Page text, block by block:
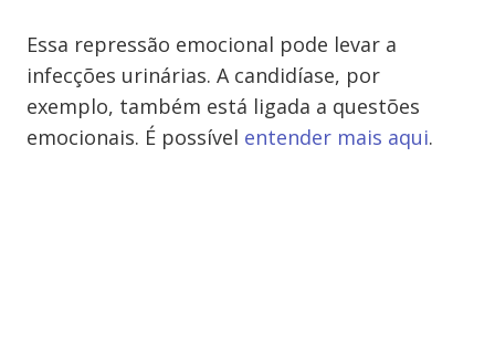
Essa repressão emocional pode levar a
infecções urinárias. A candidíase, por
exemplo, também está ligada a questões
emocionais. É possível entender mais aqui.